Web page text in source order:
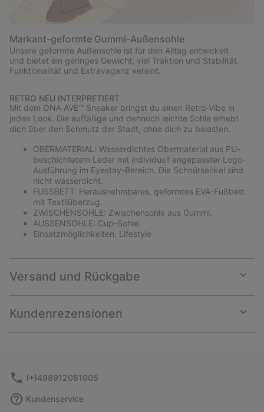
Markant-geformte Gummi-Außensohle
Unsere geformte Außensohle ist für den Alltag entwickelt
und bietet ein geringes Gewicht, viel Traktion und Stabilität.
Funktionalität und Extravaganz vereint.
RETRO NEU INTERPRETIERT
Mit dem ONA AVE™ Sneaker bringst du einen Retro-Vibe in
jeden Look. Die auffällige und dennoch leichte Sohle erhebt
dich über den Schmutz der Stadt, ohne dich zu belasten.
OBERMATERIAL: Wasserdichtes Obermaterial aus PU-
beschichtetem Leder mit individuell angepasster Logo-
Ausführung im Eyestay-Bereich. Die Schnürsenkel sind
nicht wasserdicht.
FUSSBETT: Herausnehmbares, geformtes EVA-Fußbett
mit Textilüberzug.
ZWISCHENSOHLE: Zwischensohle aus Gummi.
AUSSENSOHLE: Cup-Sohle.
Einsatzmöglichkeiten: Lifestyle
Versand und Rückgabe
or
Kundenrezensionen
or
(+)498912081005
Kundenservice